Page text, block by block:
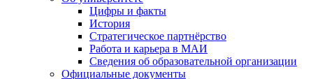
Цифры и факты
История
Стратегическое партнёрство
Работа и карьера в МАИ
Сведения об образовательной организации
Официальные документы